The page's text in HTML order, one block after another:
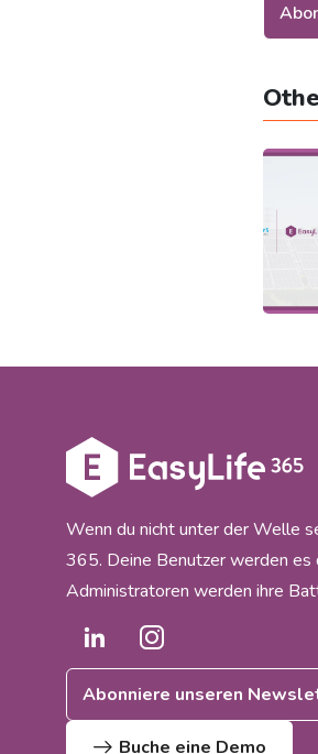
Wenn du nicht unter der Welle
365. Deine Benutzer werden es
Administratoren werden ihre
Abonniere unseren
Buche eine Demo